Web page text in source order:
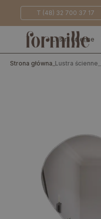
T (48) 32 700 37 17
Lustra ścienne
Strona główna Lustra ścienne